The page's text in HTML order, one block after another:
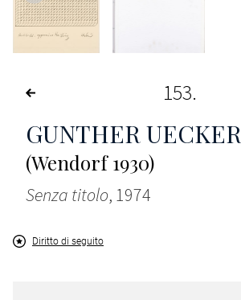
153
GUNTHER UECKER
(Wendorf 1930)
Senza titolo, 1974
Diritto di seguito